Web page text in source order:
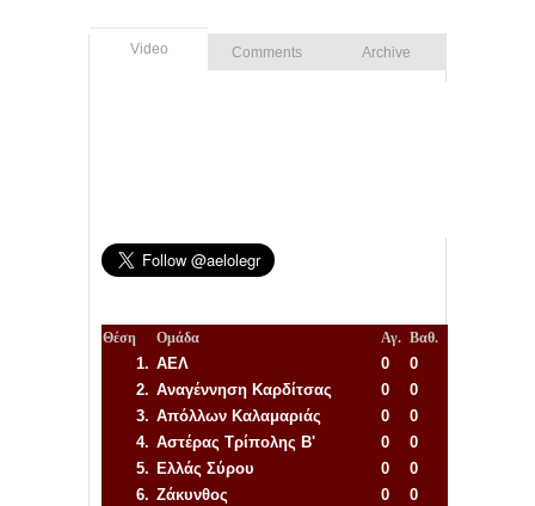
Video Comments Archive
Θέση Ομάδα Αγ. Βαθ.
1. ΑΕΛ 0
0
2. Αναγέννηση Καρδίτσας 0
0
3. Απόλλων Καλαμαριάς 0
0
4. Αστέρας Τρίπολης Β' 0
0
5. Ελλάς Σύρου 0
0
6. Ζάκυνθος 0
0